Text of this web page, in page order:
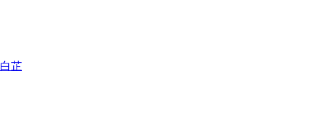
白芷